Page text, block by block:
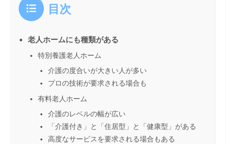
目次
老人ホームにも種類がある
特別養護老人ホーム
介護の度合いが大きい人が多い
プロの技術が要求される場合も
有料老人ホーム
介護のレベルの幅が広い
「介護付き」と「住居型」と「健康型」がある
高度なサービスを要求される場合もある